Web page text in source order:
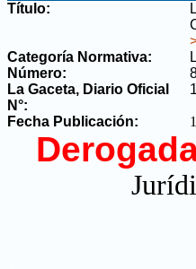
Título:
Categoría Normativa:
Número:
La Gaceta, Diario Oficial
N°:
Fecha Publicación: